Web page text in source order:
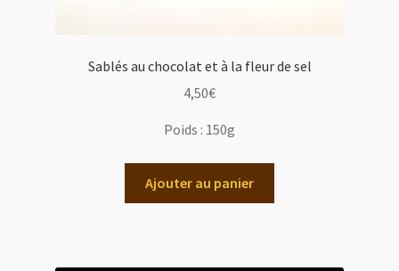
Sablés au chocolat et à la fleur de sel
4,50€
Poids : 150g
Ajouter au panier